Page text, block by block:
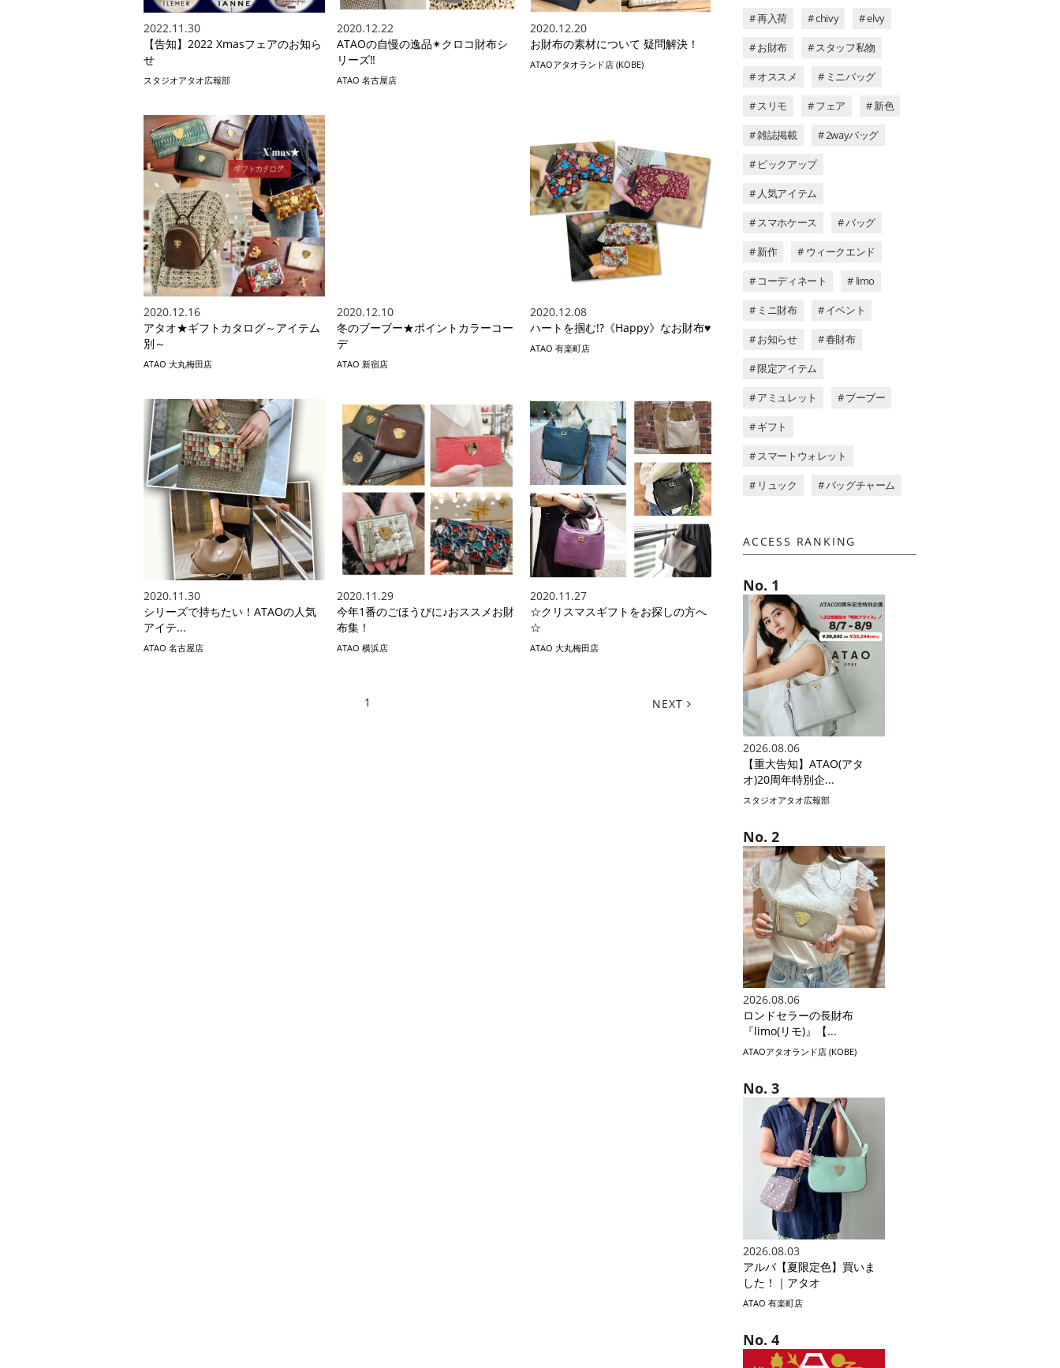
2022.11.30
【告知】2022 Xmasフェアのお知ら
せ
スタジオアタオ広報部
2020.12.22
ATAOの自慢の逸品✴︎クロコ財布シ
リーズ‼︎
ATAO 名古屋店
2020.12.20
お財布の素材について 疑問解決！
ATAOアタオランド店 (KOBE)
2020.12.16
アタオ★ギフトカタログ～アイテム
別～
ATAO 大丸梅田店
2020.12.10
冬のブーブー★ポイントカラーコー
デ
ATAO 新宿店
2020.12.08
ハートを掴む!?《Happy》なお財布♥
ATAO 有楽町店
2020.11.30
シリーズで持ちたい！ATAOの人気
アイテ...
ATAO 名古屋店
2020.11.29
今年1番のごほうびに♪おススメお財
布集！
ATAO 横浜店
2020.11.27
☆クリスマスギフトをお探しの方へ
☆
ATAO 大丸梅田店
1 NEXT
# 再入荷 # chivy # elvy
# お財布 # スタッフ私物
# オススメ # ミニバッグ
# スリモ # フェア # 新色
# 雑誌掲載 # 2wayバッグ
# ピックアップ
# 人気アイテム
# スマホケース # バッグ
# 新作 # ウィークエンド
# コーディネート # limo
# ミニ財布 # イベント
# お知らせ # 春財布
# 限定アイテム
# アミュレット # ブーブー
# ギフト
# スマートウォレット
# リュック # バッグチャーム
ACCESS RANKING
2026.08.06
【重大告知】ATAO(アタ
オ)20周年特別企...
スタジオアタオ広報部
2026.08.06
ロンドセラーの長財布
『limo(リモ)』【...
ATAOアタオランド店 (KOBE)
2026.08.03
アルバ【夏限定色】買いま
した！｜アタオ
ATAO 有楽町店